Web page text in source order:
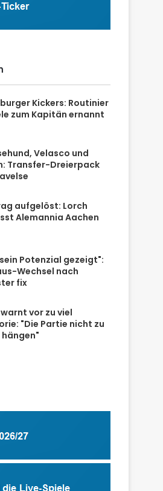
Kickers: Routinier
zum Kapitän ernannt
Velasco und
Transfer-Dreierpack
aufgelöst: Lorch
Alemannia Aachen
Potenzial gezeigt":
Wechsel nach
fix
warnt vor zu viel
"Die Partie nicht zu